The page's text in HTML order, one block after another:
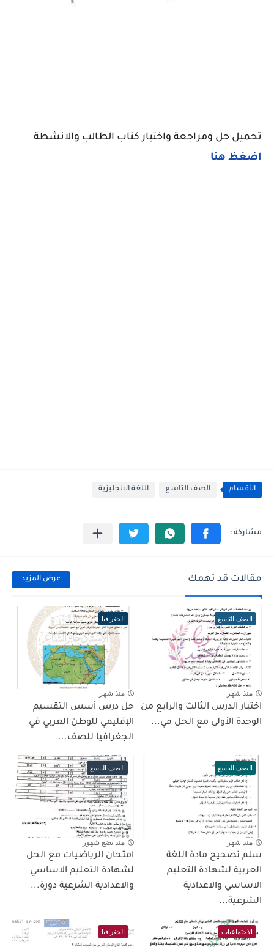
تحميل حل ومراجعة واختبار كتاب الطالب والانشطة
اضغظ هنا
الأقسام الصف التاسع اللغة الانجليزية
مقالات قد تهمك عرض المزيد
الصف التاسع
منذ شهر
اختبار الدرس الثالث والرابع من
الوحدة الأولى مع الحل في...
الجغرافيا
منذ شهر
حل درس أسس التقسيم
الإقليمي للوطن العربي في
الجغرافيا للصف...
الصف التاسع
منذ شهر
سلم تصحيح مادة اللغة
العربية لشهادة التعليم
الاساسي والاعدادية
الشرعية...
الصف التاسع
منذ بضع شهور
امتحان الرياضيات مع الحل
لشهادة التعليم الاساسي
والاعدادية الشرعية دورة...
الاجتماعيات الجغرافيا